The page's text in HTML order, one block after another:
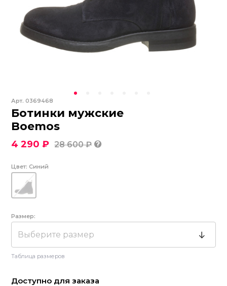
Арт.0369468
Ботинки мужские
Boemos
4 290 ₽ 28 600 ₽
Цвет: Синий
Размер:
Выберите размер
Таблица размеров
Доступно для заказа